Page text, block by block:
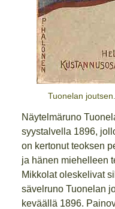
Tuonelan
Näytelmäruno
syystalvella 1896,
on kertonut teoksen
ja hänen miehelleen
Mikkolat oleskelivat
sävelruno Tuonelan
keväällä 1896.